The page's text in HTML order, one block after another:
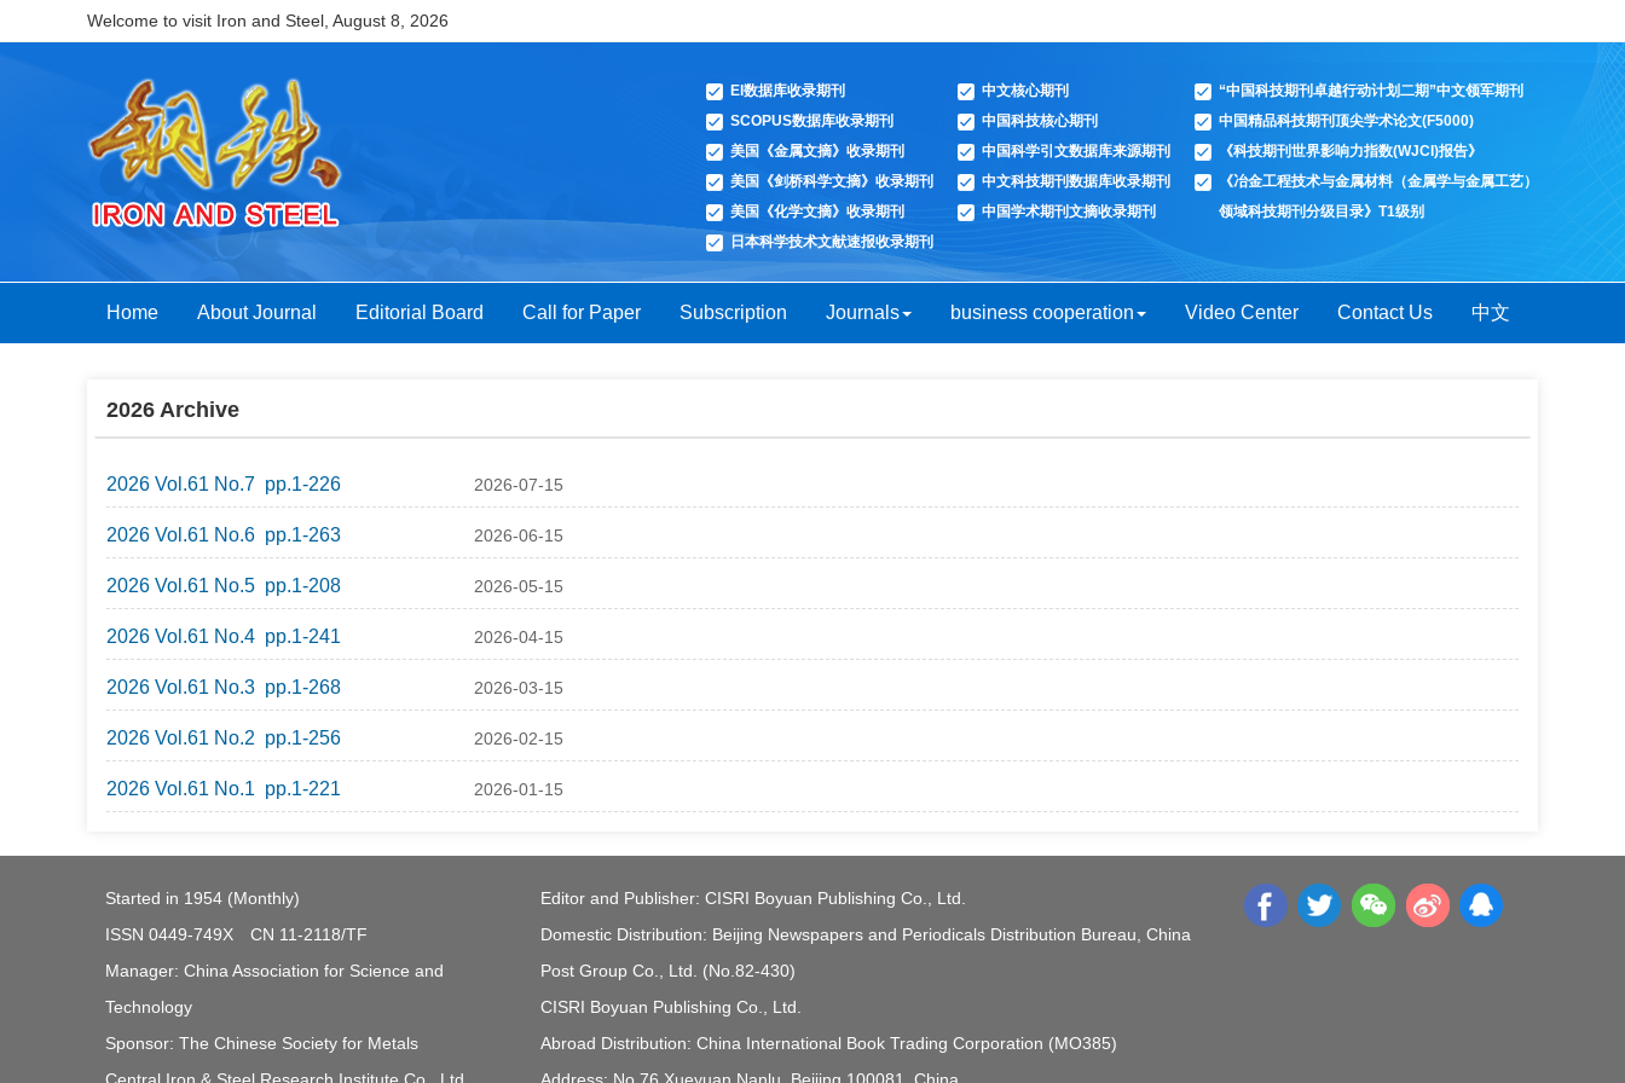
Welcome to visit Iron and Steel, August 8, 2026
“中国科技期刊卓越行动计划二期”中文领军期刊
中国精品科技期刊顶尖学术论文(F5000)
《科技期刊世界影响力指数(WJCI)报告》
《冶金工程技术与金属材料（金属学与金属工艺）
领域科技期刊分级目录》T1级别
中文核心期刊
中国科技核心期刊
中国科学引文数据库来源期刊
中文科技期刊数据库收录期刊
中国学术期刊文摘收录期刊
EI数据库收录期刊
SCOPUS数据库收录期刊
美国《金属文摘》收录期刊
美国《剑桥科学文摘》收录期刊
美国《化学文摘》收录期刊
日本科学技术文献速报收录期刊
Home About Journal Editorial Board Call for Paper Subscription Journals business cooperation Video Center Contact Us 中文
2026 Archive
2026 Vol.61 No.7 pp.1-226 2026-07-15
2026 Vol.61 No.6 pp.1-263 2026-06-15
2026 Vol.61 No.5 pp.1-208 2026-05-15
2026 Vol.61 No.4 pp.1-241 2026-04-15
2026 Vol.61 No.3 pp.1-268 2026-03-15
2026 Vol.61 No.2 pp.1-256 2026-02-15
2026 Vol.61 No.1 pp.1-221 2026-01-15
Started in 1954 (Monthly)
ISSN 0449-749X CN 11-2118/TF
Manager: China Association for Science and
Technology
Sponsor: The Chinese Society for Metals
Editor and Publisher: CISRI Boyuan Publishing Co., Ltd.
Domestic Distribution: Beijing Newspapers and Periodicals Distribution Bureau, China
Post Group Co., Ltd. (No.82-430)
CISRI Boyuan Publishing Co., Ltd.
Abroad Distribution: China International Book Trading Corporation (MO385)